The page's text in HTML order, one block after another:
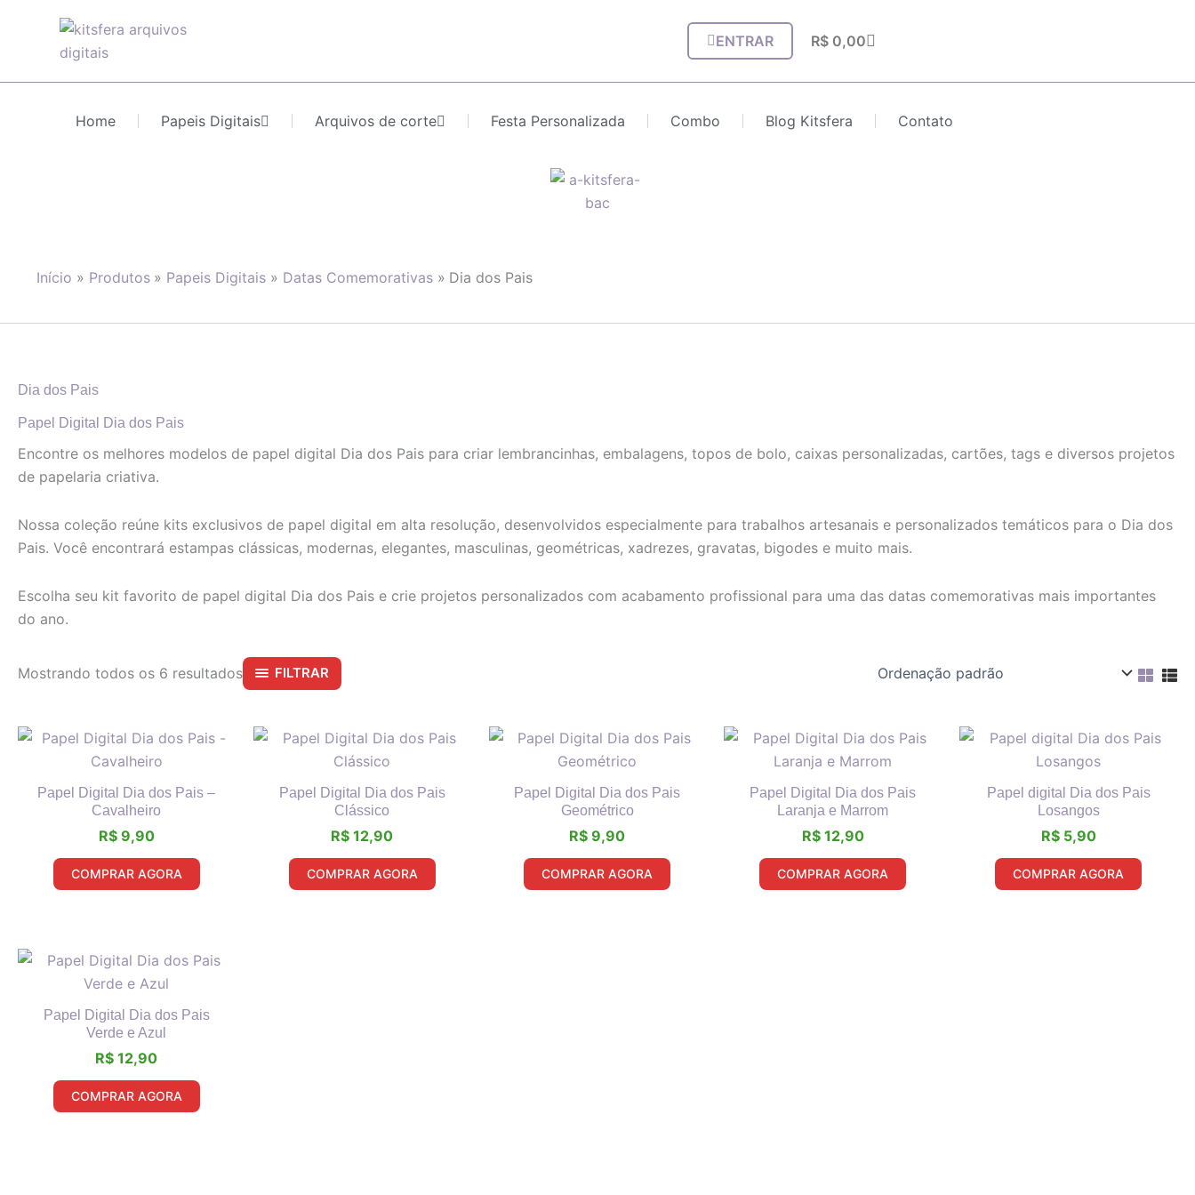
conteúdo
ENTRAR R$0,00Carrinho
Home Papeis Digitais Arquivos de corte Festa Personalizada Combo Blog Kitsfera Contato
Início Produtos Papeis Digitais Datas Comemorativas Dia dos Pais
Dia dos Pais
Papel Digital Dia dos Pais
Encontre os melhores modelos de papel digital Dia dos Pais para criar lembrancinhas, embalagens, topos de bolo, caixas personalizadas, cartões, tags e diversos projetos
de papelaria criativa.
Nossa coleção reúne kits exclusivos de papel digital em alta resolução, desenvolvidos especialmente para trabalhos artesanais e personalizados temáticos para o Dia dos
Pais. Você encontrará estampas clássicas, modernas, elegantes, masculinas, geométricas, xadrezes, gravatas, bigodes e muito mais.
Escolha seu kit favorito de papel digital Dia dos Pais e crie projetos personalizados com acabamento profissional para uma das datas comemorativas mais importantes
do ano.
Mostrando todos os 6 resultados FILTRAR
Papel Digital Dia dos Pais –
Cavalheiro
R$9,90
COMPRAR AGORA
Papel Digital Dia dos Pais
Clássico
R$ 12,90
COMPRAR AGORA
Papel Digital Dia dos Pais
Geométrico
R$ 9,90
COMPRAR AGORA
Papel Digital Dia dos Pais
Laranja e Marrom
R$12,90
COMPRAR AGORA
Papel digital Dia dos Pais
Losangos
R$5,90
COMPRAR AGORA
Papel Digital Dia dos Pais
Verde e Azul
R$ 12,90
COMPRAR AGORA